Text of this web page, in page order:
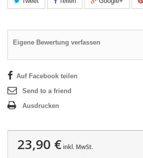
Eigene Bewertung verfassen
Auf Facebook teilen
Send to a friend
Ausdrucken
23,90 €inkl. MwSt.